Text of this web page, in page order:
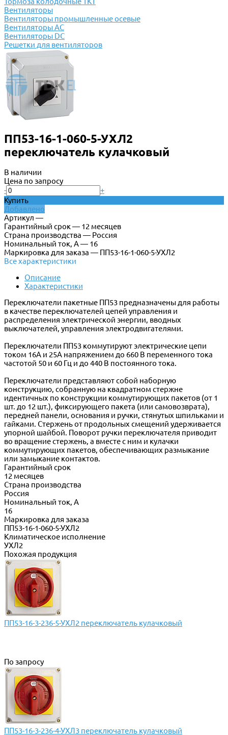
Вентиляторы
Вентиляторы промышленные осевые
Вентиляторы АС
Вентиляторы DC
Решетки для вентиляторов
ПП53-16-1-060-5-УХЛ2
переключатель кулачковый
В наличии
Цена по запросу
-
+
Купить
Добавлено
Артикул —
Гарантийный срок — 12 месяцев
Страна производства — Россия
Номинальный ток, А — 16
Маркировка для заказа — ПП53-16-1-060-5-УХЛ2
Все характеристики
Описание
Характеристики
Переключатели пакетные ПП53 предназначены для работы
в качестве переключателей цепей управления и
распределения электрической энергии, вводных
выключателей, управления электродвигателями.
Переключатели ПП53 коммутируют электрические цепи
током 16А и 25А напряжением до 660 В переменного тока
частотой 50 и 60 Гц и до 440 В постоянного тока.
Переключатели представляют собой наборную
конструкцию, собранную на квадратном стержне
идентичных по конструкции коммутирующих пакетов (от 1
шт. до 12 шт.), фиксирующего пакета (или самовозврата),
передней панели, основания и ручки, стянутых шпильками и
гайками. Стержень от продольных смещений удерживается
упорной шайбой. Поворот ручки переключателя приводит
во вращение стержень, а вместе с ним и кулачки
коммутирующих пакетов, обеспечивающих размыкание
или замыкание контактов.
Гарантийный срок
12 месяцев
Страна производства
Россия
Номинальный ток, А
16
Маркировка для заказа
ПП53-16-1-060-5-УХЛ2
Климатическое исполнение
УХЛ2
Похожая продукция
ПП53-16-3-236-5-УХЛ2 переключатель кулачковый
По запросу
ПП53-16-3-236-4-УХЛ3 переключатель кулачковый